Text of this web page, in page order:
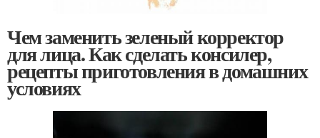
Чем заменить зеленый корректор
для лица. Как сделать консилер,
рецепты приготовления в домашних
условиях